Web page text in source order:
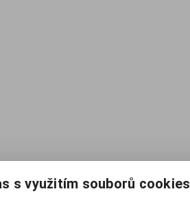
s využitím souborů cookies